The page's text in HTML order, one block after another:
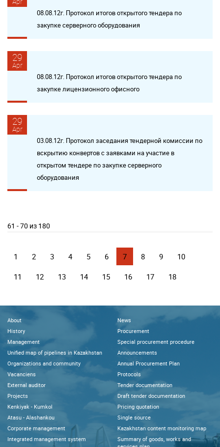
08.08.12г. Протокол итогов открытого тендера по
закупке серверного оборудования
29
Apr
08.08.12г. Протокол итогов открытого тендера по
закупке лицензионного офисного
29
Apr
03.08.12г. Протокол заседания тендерной комиссии по
вскрытию конвертов с заявками на участие в
открытом тендере по закупке серверного
оборудования
61 - 70 из 180
1 2 3 4 5 6 7 8 9 10
11 12 13 14 15 16 17 18
About
History
Management
Unified map of pipelines in Kazakhstan
Organizations and community
Vacanciens
External auditor
Projects
Kenkiyak - Kumkol
Atasu - Alashankou
Corporate management
Integrated management system
News
Procurement
Special procurement procedure
Announcements
Annual Procurement Plan
Protocols
Tender documentation
Draft tender documentation
Pricing quotation
Single source
Kazakhstan content monitoring map
Summary of goods, works and